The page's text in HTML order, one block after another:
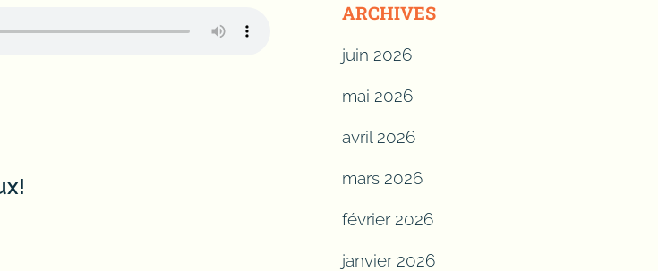
ARCHIVES
juin 2026
mai 2026
avril 2026
mars 2026
février 2026
janvier 2026